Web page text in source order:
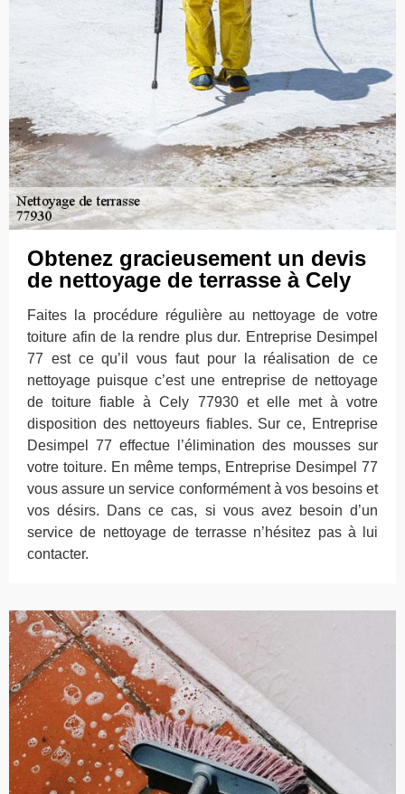
Obtenez gracieusement un devis
de nettoyage de terrasse à Cely
Faites la procédure régulière au nettoyage de votre
toiture afin de la rendre plus dur. Entreprise Desimpel
77 est ce qu’il vous faut pour la réalisation de ce
nettoyage puisque c’est une entreprise de nettoyage
de toiture fiable à Cely 77930 et elle met à votre
disposition des nettoyeurs fiables. Sur ce, Entreprise
Desimpel 77 effectue l’élimination des mousses sur
votre toiture. En même temps, Entreprise Desimpel 77
vous assure un service conformément à vos besoins et
vos désirs. Dans ce cas, si vous avez besoin d’un
service de nettoyage de terrasse n’hésitez pas à lui
contacter.